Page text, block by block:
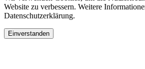
Website zu verbessern. Weitere
Datenschutzerklärung.
Einverstanden